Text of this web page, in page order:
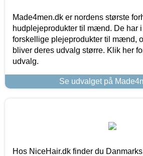
Made4men.dk er nordens største
hudplejeprodukter til mænd. De har
forskellige plejeprodukter til mænd,
bliver deres udvalg større. Klik her
udvalg.
Se udvalget på
Hos NiceHair.dk finder du